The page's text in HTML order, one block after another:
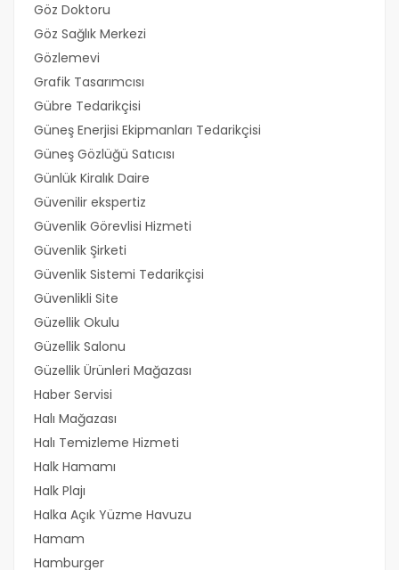
Göz Doktoru
Göz Sağlık Merkezi
Gözlemevi
Grafik Tasarımcısı
Gübre Tedarikçisi
Güneş Enerjisi Ekipmanları Tedarikçisi
Güneş Gözlüğü Satıcısı
Günlük Kiralık Daire
Güvenilir ekspertiz
Güvenlik Görevlisi Hizmeti
Güvenlik Şirketi
Güvenlik Sistemi Tedarikçisi
Güvenlikli Site
Güzellik Okulu
Güzellik Salonu
Güzellik Ürünleri Mağazası
Haber Servisi
Halı Mağazası
Halı Temizleme Hizmeti
Halk Hamamı
Halk Plajı
Halka Açık Yüzme Havuzu
Hamam
Hamburger